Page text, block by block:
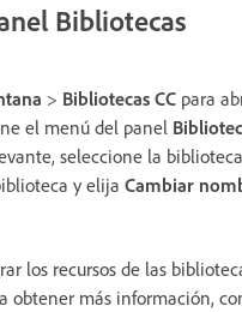
Bibliotecas
> Bibliotecas CC para
el menú del panel
seleccione la
y elija Cambiar
los recursos de las
obtener más información,